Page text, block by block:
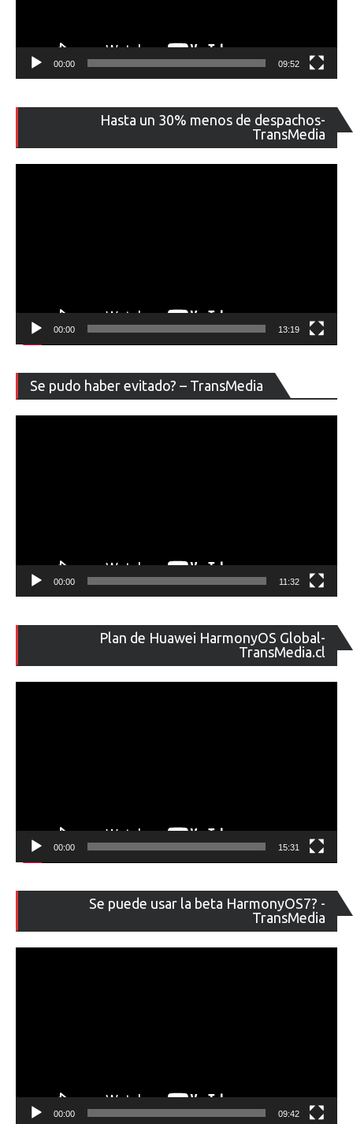
00:00 09:52
Hasta un 30% menos de despachos-
TransMedia
de
00:00 13:19
Se pudo haber evitado? – TransMedia
de
00:00 11:32
Plan de Huawei HarmonyOS Global-
TransMedia.cl
de
00:00 15:31
Se puede usar la beta HarmonyOS7? -
TransMedia
de
00:00 09:42